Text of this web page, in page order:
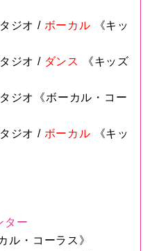
ジオ / ボーカル 《キッ
ジオ / ダンス
《キッズ
オ《ボーカル・コー
ジオ / ボーカル 《キッ
ター
・コーラス》